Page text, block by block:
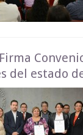
del estado